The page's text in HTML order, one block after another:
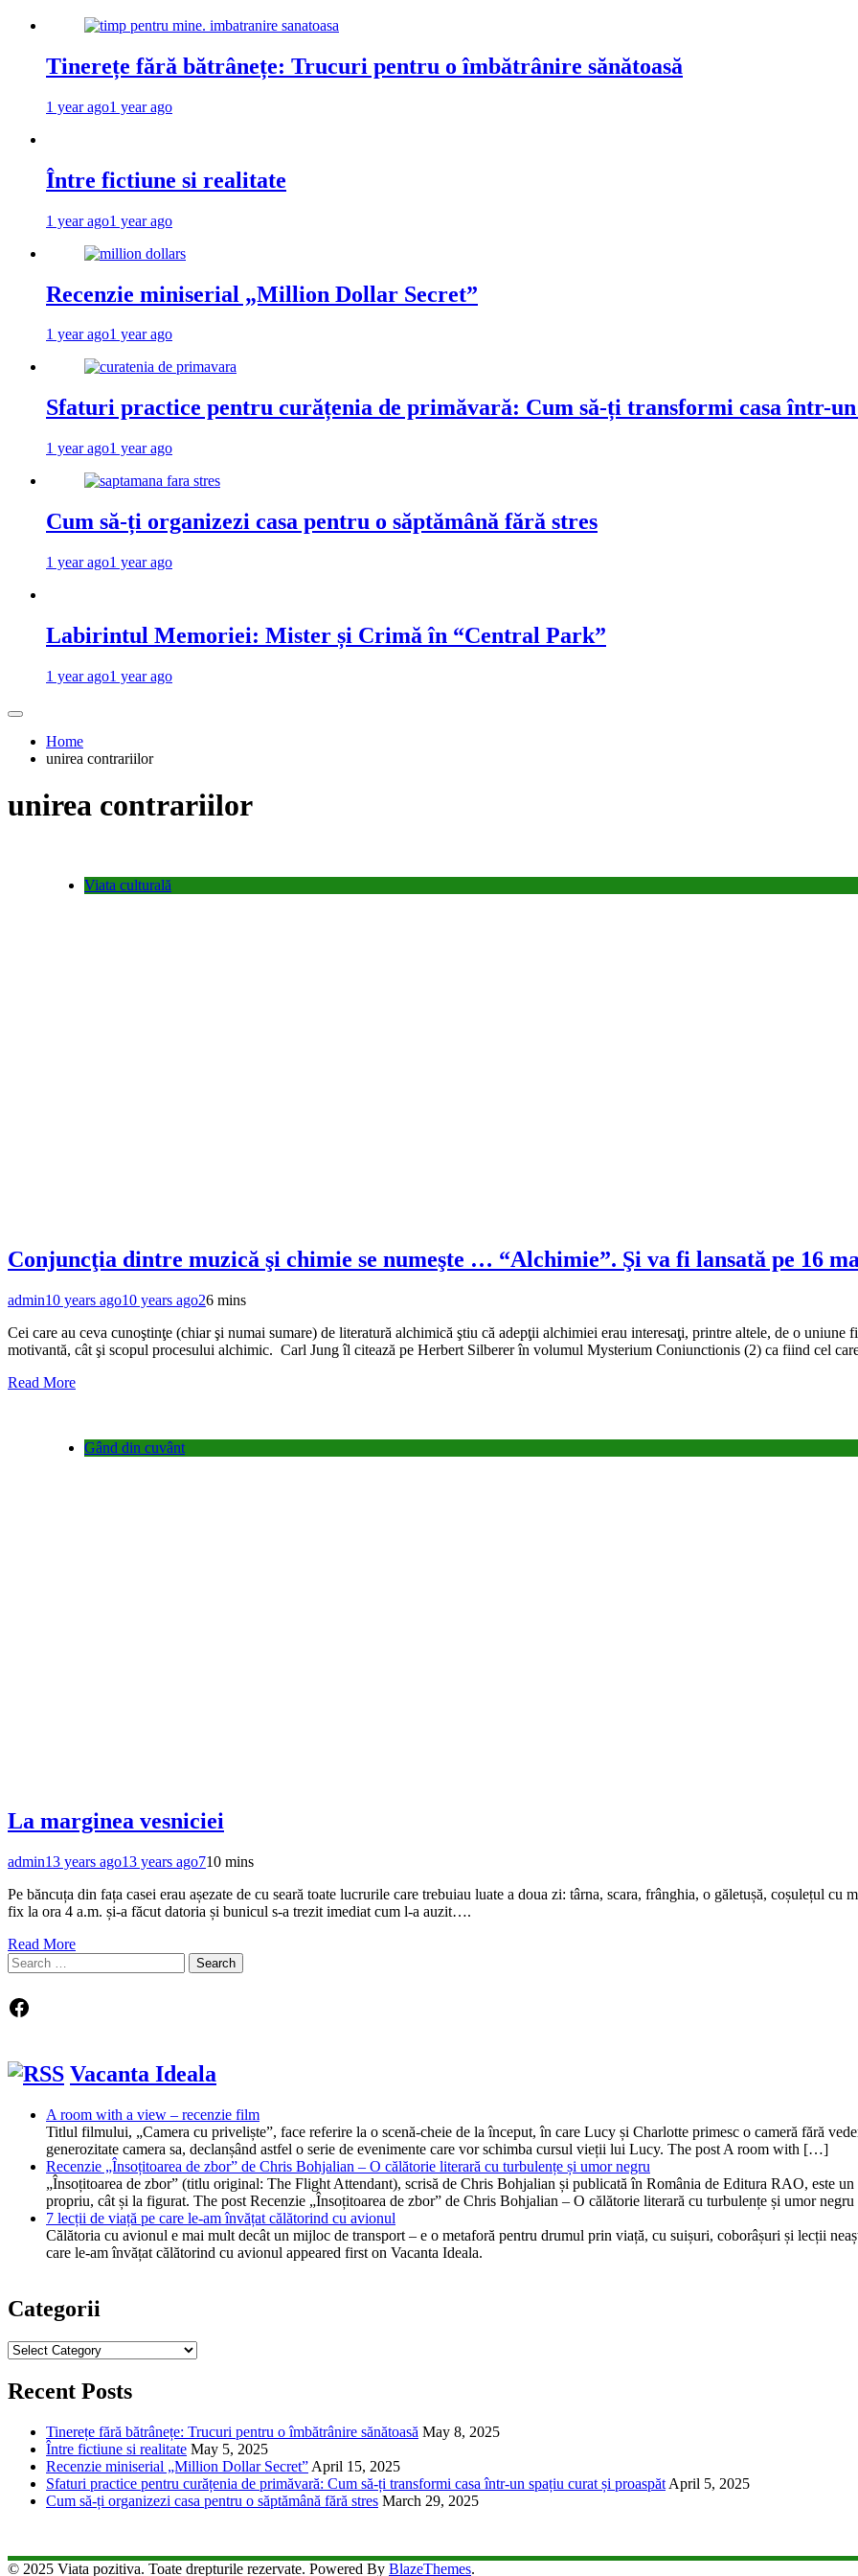
Tinerețe fără bătrânețe: Trucuri pentru o îmbătrânire sănătoasă
1 year ago1 year ago
Între fictiune si realitate
1 year ago1 year ago
Recenzie miniserial „Million Dollar Secret”
1 year ago1 year ago
Sfaturi practice pentru curățenia de primăvară: Cum să-ți transformi casa într-
1 year ago1 year ago
Cum să-ți organizezi casa pentru o săptămână fără stres
1 year ago1 year ago
Labirintul Memoriei: Mister și Crimă în “Central Park”
1 year ago1 year ago
Home
unirea contrariilor
unirea contrariilor
Viata culturală
Conjuncţia dintre muzică şi chimie se numeşte … “Alchimie”. Şi va fi lansată pe 16
admin10 years ago10 years ago26 mins
Cei care au ceva cunoştinţe (chiar şi numai sumare) de literatură alchimică ştiu că adepţii alchimiei erau interesaţi, printre altele, de o
motivantă, cât şi scopul procesului alchimic. Carl Jung îl citează pe Herbert Silberer în volumul Mysterium Coniunctionis (2) ca fiind cel
Read More
Gând din cuvânt
La marginea vesniciei
admin13 years ago13 years ago710 mins
Pe băncuța din fața casei erau așezate de cu seară toate lucrurile care trebuiau luate a doua zi: târna, scara, frânghia, o găletușă, coșulețul cu
fix la ora 4 a.m. și-a făcut datoria și bunicul s-a trezit imediat cum l-a auzit….
Read More
Search
for:
Facebook
Vacanta Ideala
A room with a view – recenzie film
Titlul filmului, „Camera cu priveliște”, face referire la o scenă-cheie de la început, în care Lucy și Charlotte primesc o cameră fără
generozitate camera sa, declanșând astfel o serie de evenimente care vor schimba cursul vieții lui Lucy. The post A room with […]
Recenzie „Însoțitoarea de zbor” de Chris Bohjalian – O călătorie literară cu turbulențe și umor negru
„Însoțitoarea de zbor” (titlu original: The Flight Attendant), scrisă de Chris Bohjalian și publicată în România de Editura RAO, este
propriu, cât și la figurat. The post Recenzie „Însoțitoarea de zbor” de Chris Bohjalian – O călătorie literară cu turbulențe și umor
7 lecții de viață pe care le-am învățat călătorind cu avionul
Călătoria cu avionul e mai mult decât un mijloc de transport – e o metaforă pentru drumul prin viață, cu suișuri, coborâșuri și lecții
care le-am învățat călătorind cu avionul appeared first on Vacanta Ideala.
Categorii
Categorii
Recent Posts
Tinerețe fără bătrânețe: Trucuri pentru o îmbătrânire sănătoasă May 8, 2025
Între fictiune si realitate May 5, 2025
Recenzie miniserial „Million Dollar Secret” April 15, 2025
Sfaturi practice pentru curățenia de primăvară: Cum să-ți transformi casa într-un spațiu curat și proaspăt April 5, 2025
Cum să-ți organizezi casa pentru o săptămână fără stres March 29, 2025
© 2025 Viata pozitiva. Toate drepturile rezervate. Powered By BlazeThemes.